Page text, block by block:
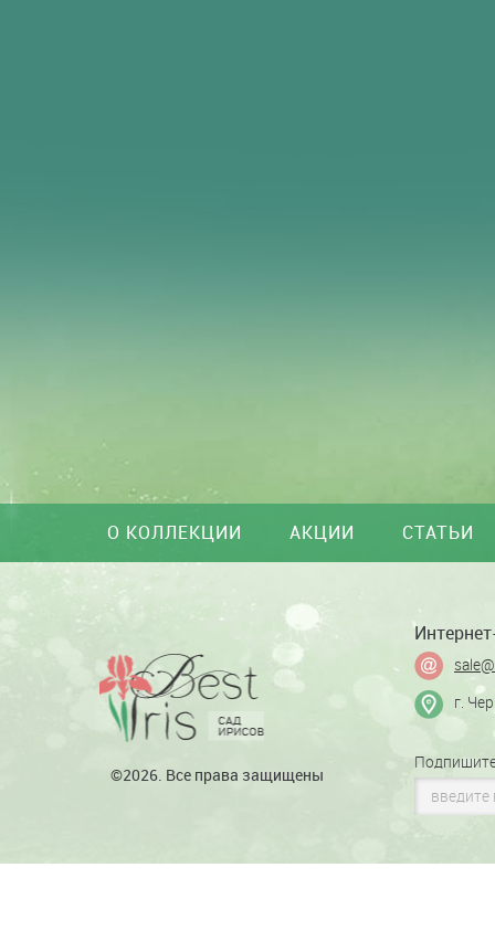
О КОЛЛЕКЦИИ АКЦИИ СТАТЬИ
©2026. Все права защищены
г.